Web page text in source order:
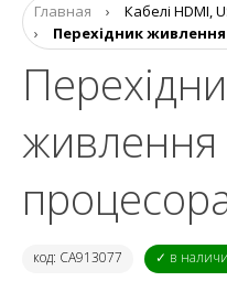
Главная › Кабелі HDMI,
›
Перехідник
живлення
код: CA913077 ✓ в